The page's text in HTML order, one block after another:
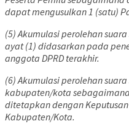
dapat mengusulkan 1 (satu)
(5) Akumulasi perolehan
ayat (1) didasarkan pada
anggota DPRD terakhir.
(6) Akumulasi perolehan
kabupaten/kota
ditetapkan dengan Keputusan
Kabupaten/Kota.